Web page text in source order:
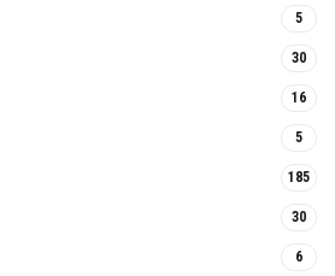
5
30
16
5
185
30
6